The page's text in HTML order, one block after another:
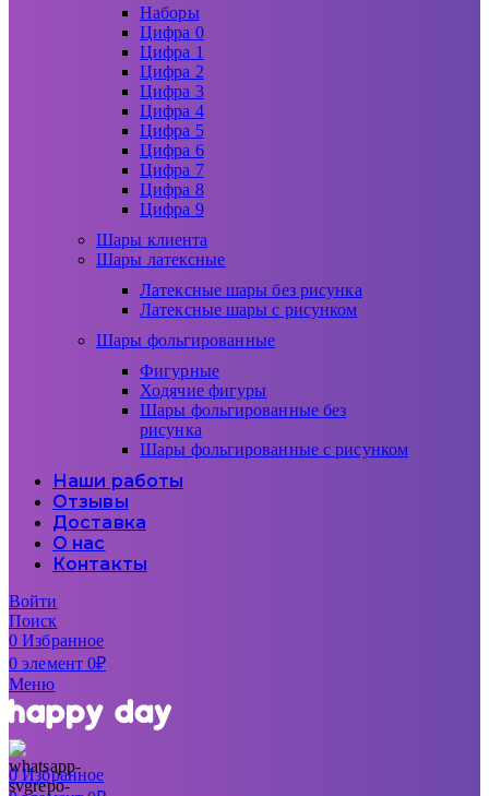
Наборы
Цифра 0
Цифра 1
Цифра 2
Цифра 3
Цифра 4
Цифра 5
Цифра 6
Цифра 7
Цифра 8
Цифра 9
Шары клиента
Шары латексные
Латексные шары без рисунка
Латексные шары с рисунком
Шары фольгированные
Фигурные
Ходячие фигуры
Шары фольгированные без
рисунка
Шары фольгированные с рисунком
Наши работы
Отзывы
Доставка
О нас
Контакты
Войти
Поиск
0Избранное
0элемент 0₽
Меню
0Избранное